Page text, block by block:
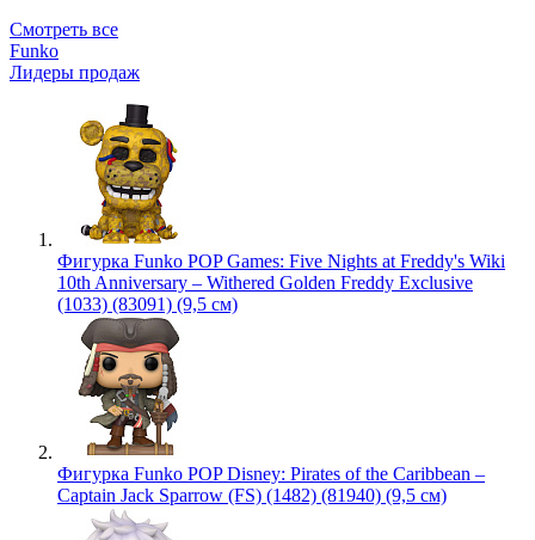
Смотреть все
Funko
Лидеры продаж
Фигурка Funko POP Games: Five Nights at Freddy's Wiki
10th Anniversary – Withered Golden Freddy Exclusive
(1033) (83091) (9,5 см)
Фигурка Funko POP Disney: Pirates of the Caribbean –
Captain Jack Sparrow (FS) (1482) (81940) (9,5 см)